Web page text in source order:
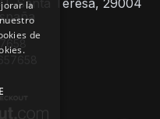
Santa Teresa, 29004
la
de